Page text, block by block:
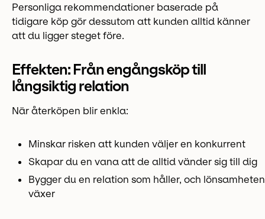
Personliga rekommendationer baserade på
tidigare köp gör dessutom att kunden alltid känner
att du ligger steget före.
Effekten: Från engångsköp till
långsiktig relation
När återköpen blir enkla:
Minskar risken att kunden väljer en konkurrent
Skapar du en vana att de alltid vänder sig till dig
Bygger du en relation som håller, och lönsamheten
växer